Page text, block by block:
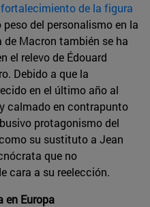
de la figura
peso del personalismo en la
Macron también se ha
el relevo de Édouard
Debido a que la
en el último año al
calmado en contrapunto
protagonismo del
su sustituto a Jean
que no
cara a su reelección.
en Europa